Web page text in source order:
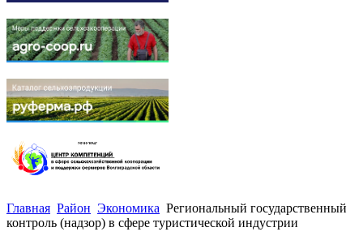
Главная Район Экономика Региональный государственный
контроль (надзор) в сфере туристической индустрии